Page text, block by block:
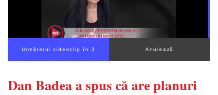
Următorul videoclip în 2 Anulează
Dan Badea a spus că are planuri